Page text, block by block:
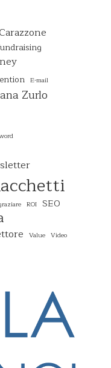
E-mail
Zurlo
ROI SEO
Value Video